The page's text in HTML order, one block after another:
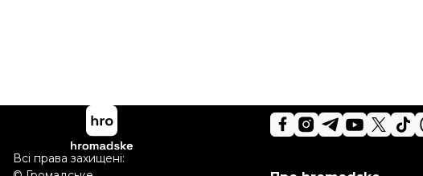
Всі права захищені: